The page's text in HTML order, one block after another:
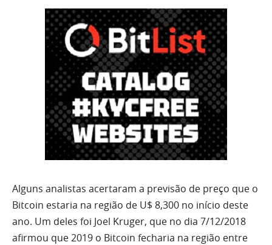
Alguns analistas acertaram a previsão de preço que o
Bitcoin estaria na região de U$ 8,300 no início deste
ano. Um deles foi Joel Kruger, que no dia 7/12/2018
afirmou que 2019 o Bitcoin fecharia na região entre